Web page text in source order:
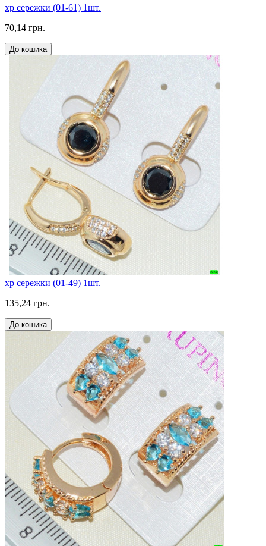
xp сережки (01-61) 1шт.
70,14 грн.
До кошика
xp сережки (01-49) 1шт.
135,24 грн.
До кошика